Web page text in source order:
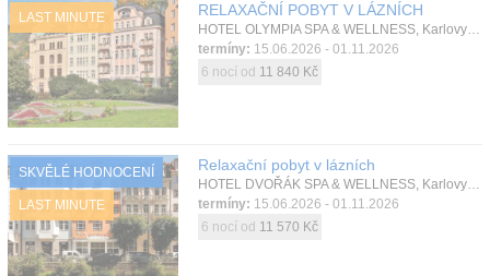
LAST MINUTE RELAXAČNÍ POBYT V LÁZNÍCH
HOTEL OLYMPIA SPA & WELLNESS, Karlovy Vary, Západní Čechy, Česká republika
termíny: 15.06.2026 - 01.11.2026
6 nocí od 11 840 Kč
SKVĚLÉ HODNOCENÍ
LAST MINUTE
Relaxační pobyt v lázních
HOTEL DVOŘÁK SPA & WELLNESS, Karlovy Vary, Západní Čechy, Česká republika
termíny: 15.06.2026 - 01.11.2026
6 nocí od 11 570 Kč